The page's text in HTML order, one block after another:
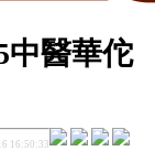
中醫華佗
16:50:33